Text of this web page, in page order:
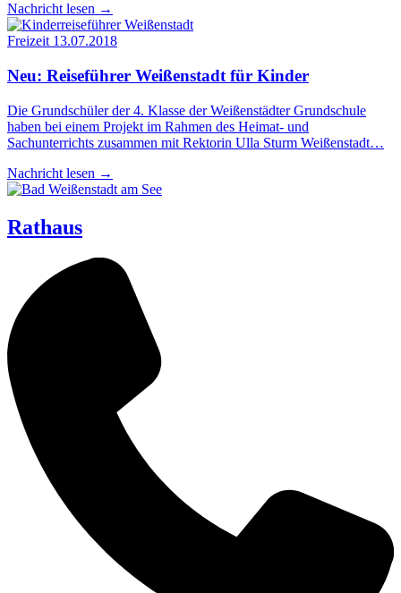
Nachricht lesen →
Freizeit 13.07.2018
Neu: Rei­se­füh­rer Wei­ßen­stadt für Kinder
Die Grundschüler der 4. Klasse der Weißenstädter Grundschule
haben bei einem Projekt im Rahmen des Heimat- und
Sachunterrichts zusammen mit Rektorin Ulla Sturm Weißenstadt…
Nachricht lesen →
Rathaus